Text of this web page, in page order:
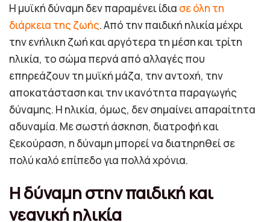
Η μυϊκή δύναμη δεν παραμένει ίδια σε όλη τη
διάρκεια της ζωής. Από την παιδική ηλικία μέχρι
την ενήλικη ζωή και αργότερα τη μέση και τρίτη
ηλικία, το σώμα περνά από αλλαγές που
επηρεάζουν τη μυϊκή μάζα, την αντοχή, την
αποκατάσταση και την ικανότητα παραγωγής
δύναμης. Η ηλικία, όμως, δεν σημαίνει απαραίτητα
αδυναμία. Με σωστή άσκηση, διατροφή και
ξεκούραση, η δύναμη μπορεί να διατηρηθεί σε
πολύ καλό επίπεδο για πολλά χρόνια.
Η δύναμη στην παιδική και
νεανική ηλικία